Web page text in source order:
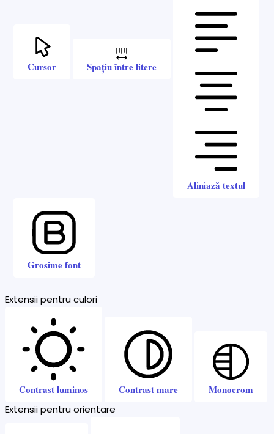
Cursor Spațiu între litere
Aliniază textul
Grosime font
Extensii pentru culori
Contrast luminos Contrast mare Monocrom
Extensii pentru orientare